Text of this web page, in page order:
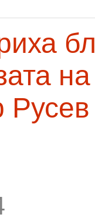
Русев